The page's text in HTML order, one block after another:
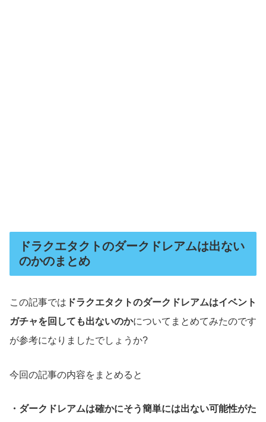
ドラクエタクトのダークドレアムは出ない
のかのまとめ
この記事では ドラクエタクトのダークドレアムはイベント
ガチャを回しても出ないのかについてまとめてみたのです
が参考になりましたでしょうか?
今回の記事の内容をまとめると
・ダークドレアムは確かにそう簡単には出ない可能性がた